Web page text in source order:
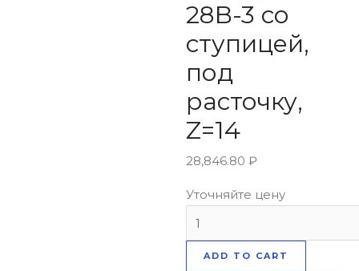
28B-3 со
ступицей,
под
расточку,
Z=14
28,846.80₽
Уточняйте цену
ADD TO CART